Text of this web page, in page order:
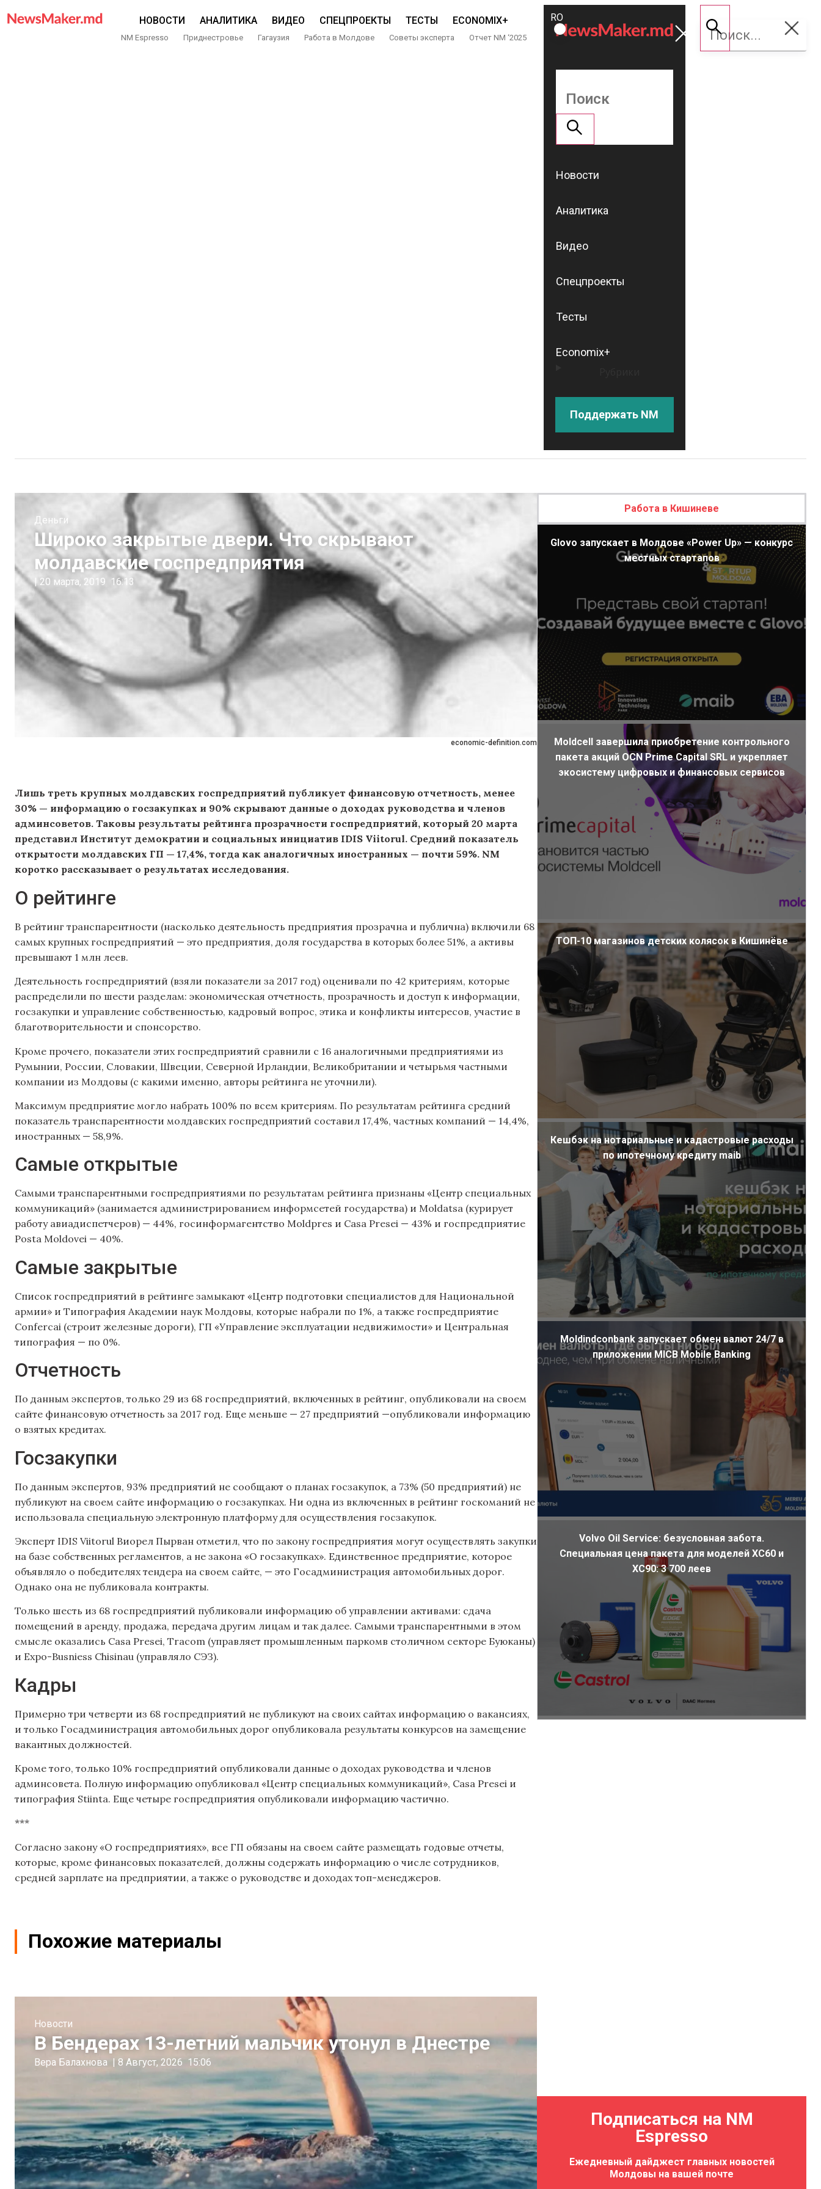
НОВОСТИ АНАЛИТИКА ВИДЕО СПЕЦПРОЕКТЫ ТЕСТЫ ECONOMIX+
NM Espresso Приднестровье Гагаузия Работа в Молдове Советы эксперта Отчет NM ‘2025
ROMÂNĂ
RU
Поддержать
NM
Новости
Аналитика
Видео
Спецпроекты
Тесты
Economix+
Поддержать NM
economic-definition.com
Деньги
Широко закрытые двери. Что скрывают
молдавские госпредприятия
| 20 марта, 2019 16:13
Лишь треть крупных молдавских госпредприятий публикует финансовую отчетность, менее
30% — информацию о госзакупках и 90% скрывают данные о доходах руководства и членов
админсоветов. Таковы результаты рейтинга прозрачности госпредприятий, который 20 марта
представил Институт демократии и социальных инициатив IDIS Viitorul. Средний показатель
открытости молдавских ГП — 17,4%, тогда как аналогичных иностранных — почти 59%. NM
коротко рассказывает о результатах исследования.
О рейтинге
В рейтинг транспарентности (насколько деятельность предприятия прозрачна и публична) включили 68
самых крупных госпредприятий — это предприятия, доля государства в которых более 51%, а активы
превышают 1 млн леев.
Деятельность госпредприятий (взяли показатели за 2017 год) оценивали по 42 критериям, которые
распределили по шести разделам: экономическая отчетность, прозрачность и доступ к информации,
госзакупки и управление собственностью, кадровый вопрос, этика и конфликты интересов, участие в
благотворительности и спонсорство.
Кроме прочего, показатели этих госпредприятий сравнили с 16 аналогичными предприятиями из
Румынии, России, Словакии, Швеции, Северной Ирландии, Великобритании и четырьмя частными
компании из Молдовы (с какими именно, авторы рейтинга не уточнили).
Максимум предприятие могло набрать 100% по всем критериям. По результатам рейтинга средний
показатель транспарентности молдавских госпредприятий составил 17,4%, частных компаний — 14,4%,
иностранных — 58,9%.
Самые открытые
Самыми транспарентными госпредприятиями по результатам рейтинга признаны «Центр специальных
коммуникаций» (занимается администрированием информсетей государства) и Moldatsa (курирует
работу авиадиспетчеров) — 44%, госинформагентство Moldpres и Casa Presei — 43% и госпредприятие
Posta Moldovei — 40%.
Самые закрытые
Список госпредприятий в рейтинге замыкают «Центр подготовки специалистов для Национальной
армии» и Типография Академии наук Молдовы, которые набрали по 1%, а также госпредприятие
Confercai (строит железные дороги), ГП «Управление эксплуатации недвижимости» и Центральная
типография — по 0%.
Отчетность
По данным экспертов, только 29 из 68 госпредприятий, включенных в рейтинг, опубликовали на своем
сайте финансовую отчетность за 2017 год. Еще меньше — 27 предприятий —опубликовали информацию
о взятых кредитах.
Госзакупки
По данным экспертов, 93% предприятий не сообщают о планах госзакупок, а 73% (50 предприятий) не
публикуют на своем сайте информацию о госзакупках. Ни одна из включенных в рейтинг госкоманий не
использовала специальную электронную платформу для осуществления госзакупок.
Эксперт IDIS Viitorul Виорел Пырван отметил, что по закону госпредприятия могут осуществлять закупки
на базе собственных регламентов, а не закона «О госзакупках». Единственное предприятие, которое
объявляло о победителях тендера на своем сайте, — это Госадминистрация автомобильных дорог.
Однако она не публиковала контракты.
Только шесть из 68 госпредприятий публиковали информацию об управлении активами: сдача
помещений в аренду, продажа, передача другим лицам и так далее. Самыми транспарентными в этом
смысле оказались Casa Presei, Tracom (управляет промышленным паркомв столичном секторе Буюканы)
и Expo-Busniess Chisinau (управляло СЭЗ).
Кадры
Примерно три четверти из 68 госпредприятий не публикуют на своих сайтах информацию о вакансиях,
и только Госадминистрация автомобильных дорог опубликовала результаты конкурсов на замещение
вакантных должностей.
Кроме того, только 10% госпредприятий опубликовали данные о доходах руководства и членов
админсовета. Полную информацию опубликовал «Центр специальных коммуникаций», Casa Presei и
типография Stiinta. Еще четыре госпредприятия опубликовали информацию частично.
***
Согласно закону «О госпредприятиях», все ГП обязаны на своем сайте размещать годовые отчеты,
которые, кроме финансовых показателей, должны содержать информацию о числе сотрудников,
средней зарплате на предприятии, а также о руководстве и доходах топ-менеджеров.
Похожие материалы
Новости
В Бендерах 13-летний мальчик утонул в Днестре
Вера Балахнова 8 Август, 2026 15:06
Работа в Кишиневе
Glovo запускает в Молдове «Power Up» — конкурс
местных стартапов
Moldcell завершила приобретение контрольного
пакета акций OCN Prime Capital SRL и укрепляет
экосистему цифровых и финансовых сервисов
ТОП-10 магазинов детских колясок в Кишинёве
Кешбэк на нотариальные и кадастровые расходы
по ипотечному кредиту maib
Moldindconbank запускает обмен валют 24/7 в
приложении MICB Mobile Banking
Volvo Oil Service: безусловная забота.
Специальная цена пакета для моделей XC60 и
XC90: 3 700 леев
Подписаться на NM
Espresso
Ежедневный дайджест главных новостей
Молдовы на вашей почте